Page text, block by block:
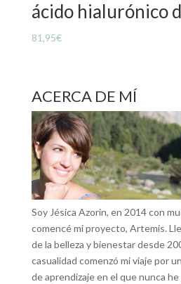
ácido hialurónico
81,95€
ACERCA DE MÍ
Soy Jésica Azorin, en 2014 con
comencé mi proyecto, Artemis.
de la belleza y bienestar desde
casualidad comenzó mi viaje por
de aprendizaje en el que nunca